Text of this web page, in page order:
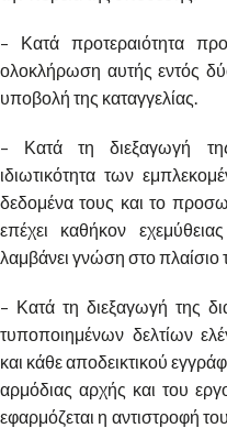
– Κατά προτεραιότητα
ολοκλήρωση αυτής εντός
υποβολή της καταγγελίας.
– Κατά τη διεξαγωγή της
ιδιωτικότητα των
δεδομένα τους και το
επέχει καθήκον
λαμβάνει γνώση στο πλαίσιο
– Κατά τη διεξαγωγή της
τυποποιημένων δελτίων
και κάθε αποδεικτικού
αρμόδιας αρχής και του
εφαρμόζεται η αντιστροφή